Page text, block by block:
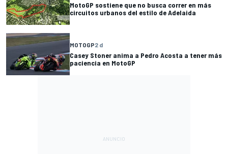
MotoGP sostiene que no busca correr en más
circuitos urbanos del estilo de Adelaida
MOTOGP2 d
Casey Stoner anima a Pedro Acosta a tener más
paciencia en MotoGP